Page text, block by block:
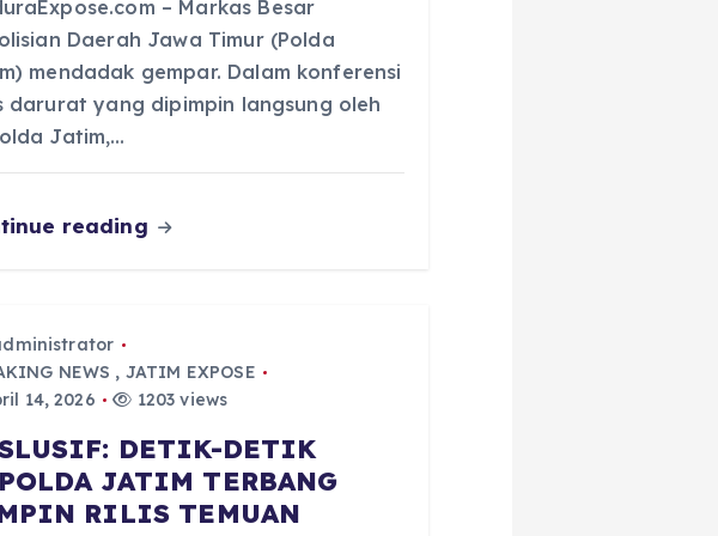
– Markas Besar
Daerah Jawa Timur (Polda
mendadak gempar. Dalam konferensi
darurat yang dipimpin langsung oleh
Jatim,…
reading
NEWS , JATIM EXPOSE
14, 2026
1203 views
DETIK-DETIK
JATIM TERBANG
RILIS TEMUAN